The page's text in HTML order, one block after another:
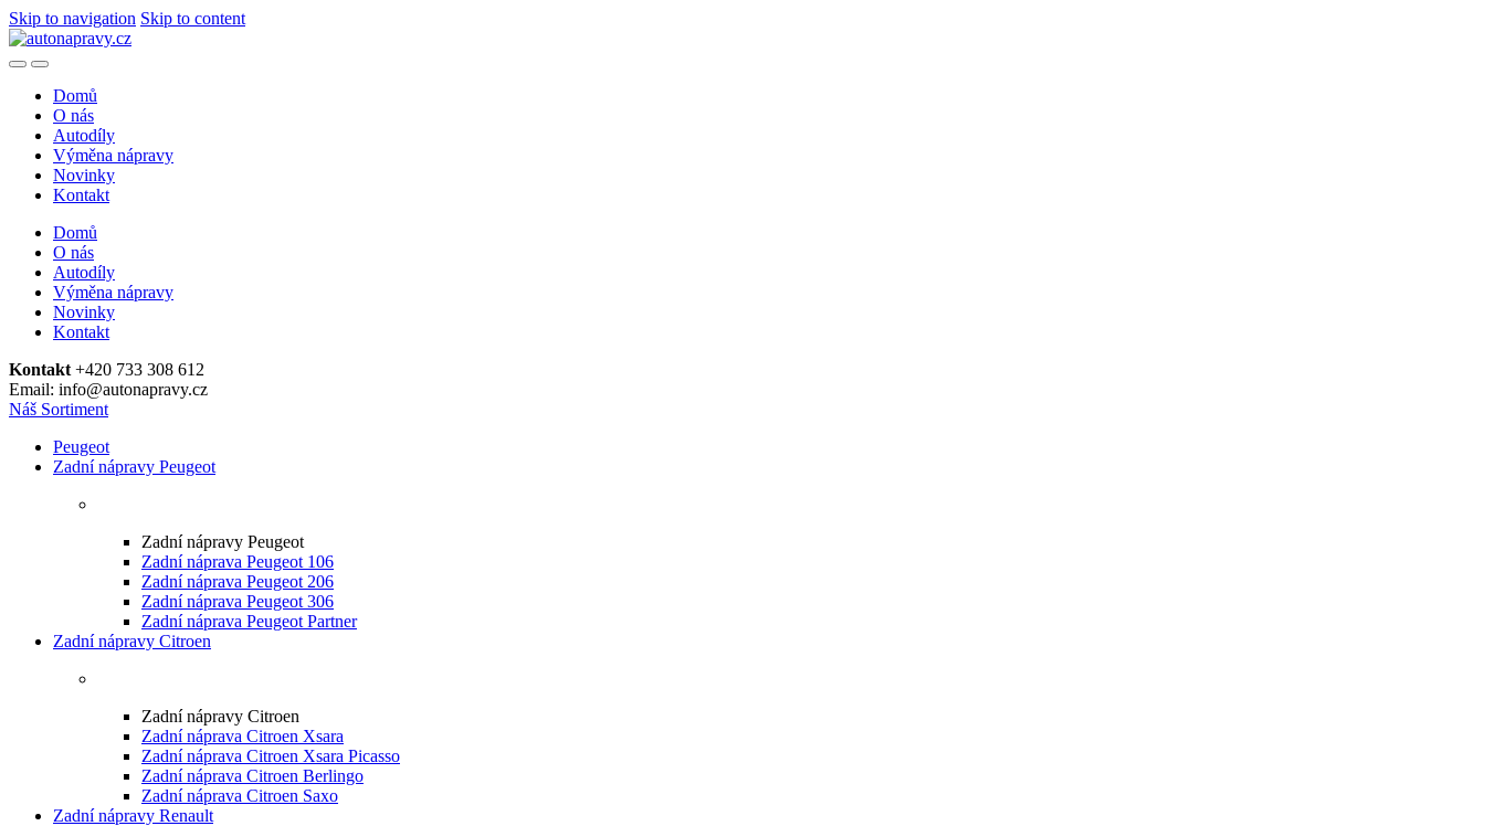
Skip to navigation Skip to content
Domů
O nás
Autodíly
Výměna nápravy
Novinky
Kontakt
Domů
O nás
Autodíly
Výměna nápravy
Novinky
Kontakt
Kontakt +420 733 308 612
Email: info@autonapravy.cz
Náš Sortiment
Peugeot
Zadní nápravy Peugeot
Zadní nápravy Peugeot
Zadní náprava Peugeot 106
Zadní náprava Peugeot 206
Zadní náprava Peugeot 306
Zadní náprava Peugeot Partner
Zadní nápravy Citroen
Zadní nápravy Citroen
Zadní náprava Citroen Xsara
Zadní náprava Citroen Xsara Picasso
Zadní náprava Citroen Berlingo
Zadní náprava Citroen Saxo
Zadní nápravy Renault